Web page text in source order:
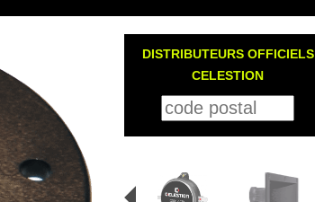
DISTRIBUTEURS OFFICIELS
CELESTION